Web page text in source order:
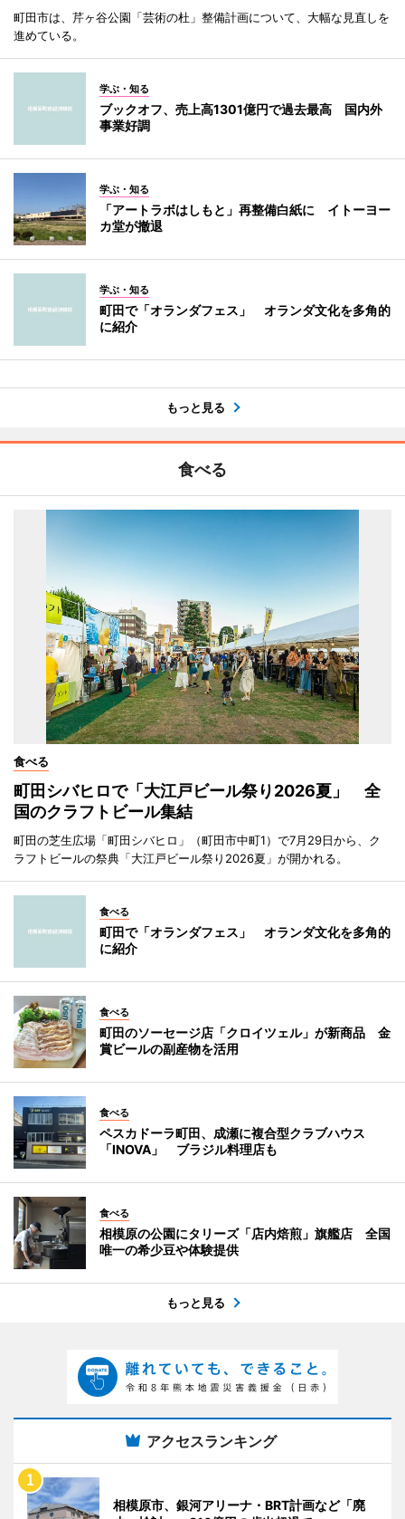
町田市は、芹ヶ谷公園「芸術の杜」整備計画について、大幅な見直しを
進めている。
学ぶ・知る
ブックオフ、売上高1301億円で過去最高 国内外
事業好調
学ぶ・知る
「アートラボはしもと」再整備白紙に イトーヨー
カ堂が撤退
学ぶ・知る
町田で「オランダフェス」 オランダ文化を多角的
に紹介
もっと見る
食べる
食べる
町田シバヒロで「大江戸ビール祭り2026夏」 全
国のクラフトビール集結
町田の芝生広場「町田シバヒロ」（町田市中町1）で7月29日から、ク
ラフトビールの祭典「大江戸ビール祭り2026夏」が開かれる。
食べる
町田で「オランダフェス」 オランダ文化を多角的
に紹介
食べる
町田のソーセージ店「クロイツェル」が新商品 金
賞ビールの副産物を活用
食べる
ペスカドーラ町田、成瀬に複合型クラブハウス
「INOVA」 ブラジル料理店も
食べる
相模原の公園にタリーズ「店内焙煎」旗艦店 全国
唯一の希少豆や体験提供
もっと見る
アクセスランキング
相模原市、銀河アリーナ・BRT計画など「廃